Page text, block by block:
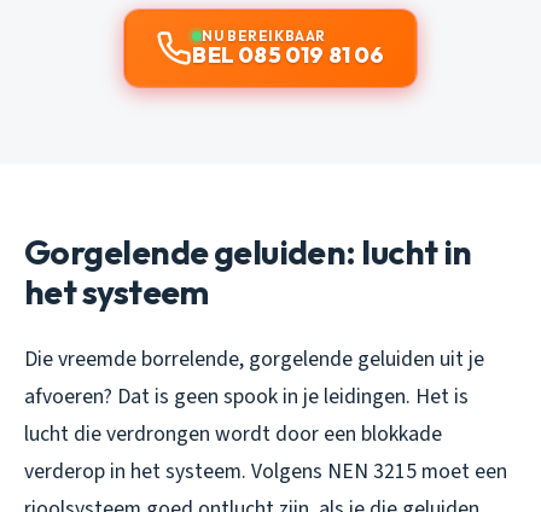
NU BEREIKBAAR
BEL 085 019 81 06
Gorgelende geluiden: lucht in
het systeem
Die vreemde borrelende, gorgelende geluiden uit je
afvoeren? Dat is geen spook in je leidingen. Het is
lucht die verdrongen wordt door een blokkade
verderop in het systeem. Volgens NEN 3215 moet een